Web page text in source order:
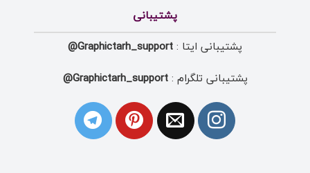
پشتیبانی
پشتیبانی ایتا : Graphictarh_support@
پشتیبانی تلگرام :Graphictarh_support@